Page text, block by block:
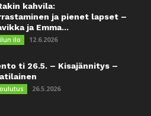
kahvila:
ja pienet lapset –
ja Emma...
ilo 12.6.2026
ti 26.5. – Kisajännitys –
26.5.2026